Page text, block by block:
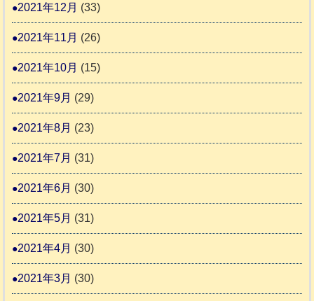
2021年12月 (33)
2021年11月 (26)
2021年10月 (15)
2021年9月 (29)
2021年8月 (23)
2021年7月 (31)
2021年6月 (30)
2021年5月 (31)
2021年4月 (30)
2021年3月 (30)